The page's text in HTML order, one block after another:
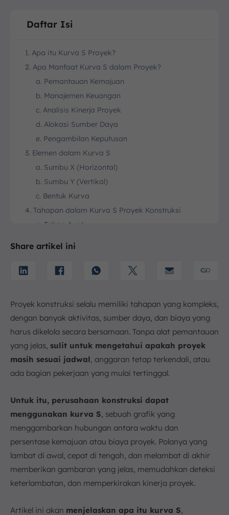
Daftar Isi
1. Apa itu Kurva S Proyek?
2. Apa Manfaat Kurva S dalam Proyek?
a. Pemantauan Kemajuan
b. Manajemen Keuangan
c. Analisis Kinerja Proyek
d. Alokasi Sumber Daya
e. Pengambilan Keputusan
3. Elemen dalam Kurva S
a. Sumbu X (Horizontal)
b. Sumbu Y (Vertikal)
c. Bentuk Kurva
4. Tahapan dalam Kurva S Proyek Konstruksi
a. Tahap Awal
5. Bagaimana Langkah Menyusun Kurva S?
Biaya, Bobot, dan Waktu
c. Tetapkan Urutan Pelaksanaan Kegiatan
d. Tetapkan Durasi Tiap Item Pekerjaan
e. Hitung Bobot Pekerjaan
f. Buat Diagram Batang
g. Tentukan Persentase Kemajuan Pekerjaan
i. Akumulatif Secara Horizontal Kemajuan
Pekerjaan
6. Contoh Kurva S Proyek
7. Analisis Bentuk Kurva S
a. Kurva Aktual Berada di Bawah Kurva Rencana
b. Kurva Aktual Berada di Atas Kurva Rencana
c. Kurva Aktual dan Rencana Berhimpit
Share artikel ini
Proyek konstruksi selalu memiliki tahapan yang kompleks,
dengan banyak aktivitas, sumber daya, dan biaya yang
harus dikelola secara bersamaan. Tanpa alat pemantauan
yang jelas, sulit untuk mengetahui apakah proyek
masih sesuai jadwal, anggaran tetap terkendali, atau
ada bagian pekerjaan yang mulai tertinggal.
Untuk itu, perusahaan konstruksi dapat
menggunakan kurva S, sebuah grafik yang
menggambarkan hubungan antara waktu dan
persentase kemajuan atau biaya proyek. Polanya yang
lambat di awal, cepat di tengah, dan melambat di akhir
memberikan gambaran yang jelas, memudahkan deteksi
keterlambatan, dan memperkirakan kinerja proyek.
Artikel ini akan menjelaskan apa itu kurva S,